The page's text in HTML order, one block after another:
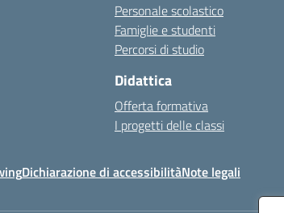
Personale scolastico
Famiglie e studenti
Percorsi di studio
Didattica
Offerta formativa
I progetti delle classi
Dichiarazione di accessibilitàNote legali